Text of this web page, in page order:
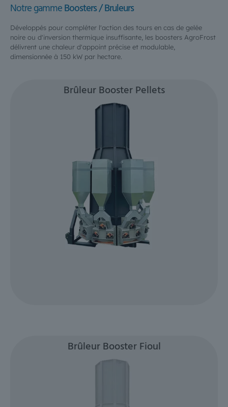
Notre gammeBoosters / Bruleurs
Développés pour compléter l'action des tours en cas de gelée
noire ou d'inversion thermique insuffisante, les boosters AgroFrost
délivrent une chaleur d'appoint précise et modulable,
dimensionnée à 150 kW par hectare.
Brûleur Booster Pellets
Brûleur Booster Fioul